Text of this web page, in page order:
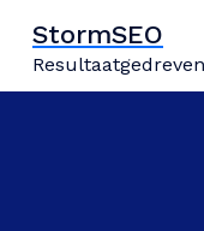
inhoud
springen
StormSEO